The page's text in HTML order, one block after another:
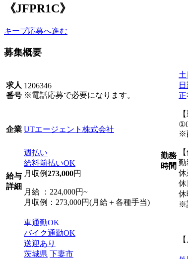
《JFPR1C》
キープ応募へ進む
募集概要
求人
番号
1206346
※電話応募で必要になります。
企業 UTエージェント株式会社
給与
詳細
週払い
給料前払いOK
月収例273,000円
月給 ：224,000円~
月収例：273,000円(月給＋各種手当)
車通勤OK
バイク通勤OK
送迎あり
茨城県 下妻市
勤務
時間
正
※
勤
休
休
※